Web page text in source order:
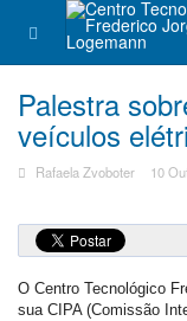
Palestra
veículos
Rafaela Zvoboter 10
O Centro Tecnológico
sua CIPA (Comissão